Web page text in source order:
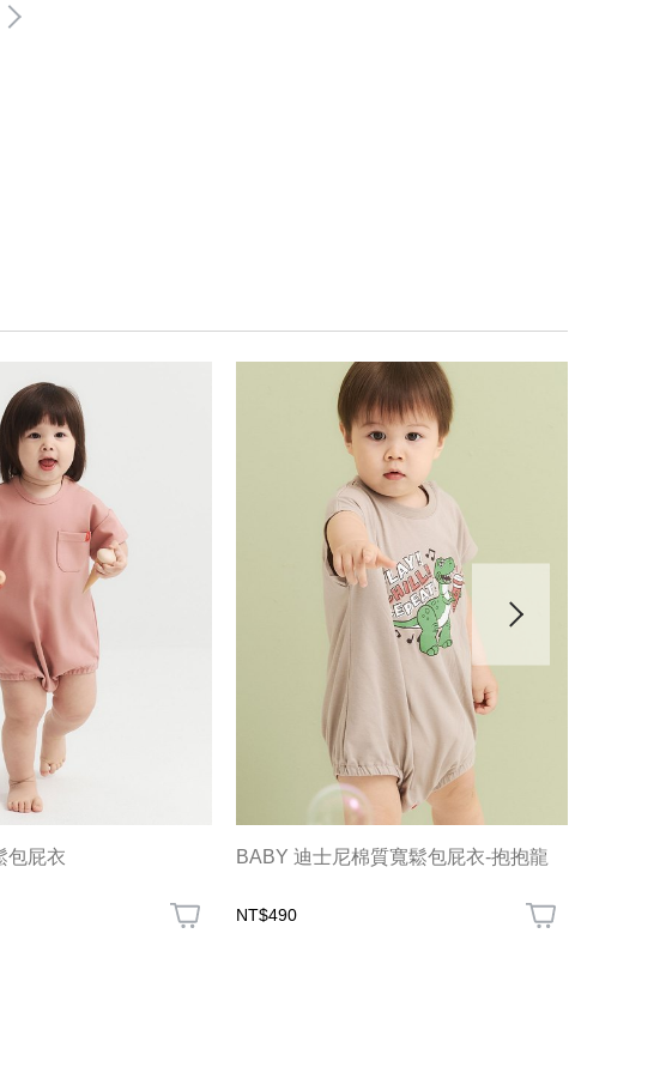
包屁衣 BABY 迪士尼棉質寬鬆包屁衣-抱抱龍
NT$490